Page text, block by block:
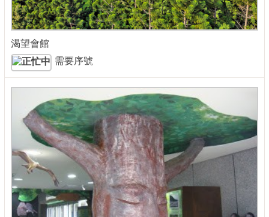
渴望會館
需要序號